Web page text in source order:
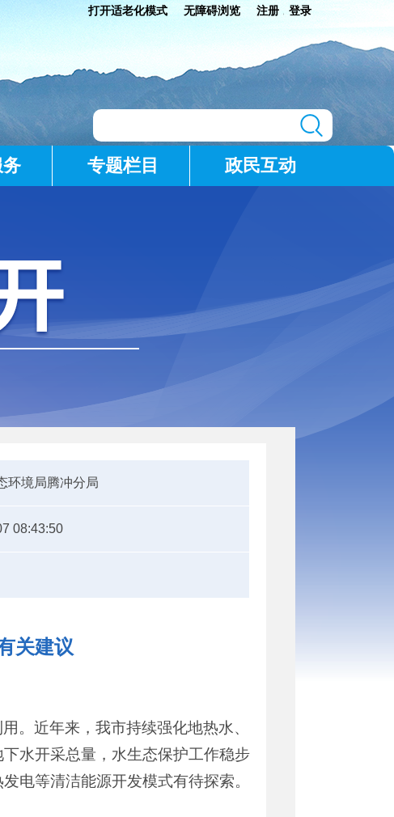
打开适老化模式 无障碍浏览 注册 登录
专题栏目 政民互动
环境局腾冲分局
08:43:50
关建议
。近年来，我市持续强化地热水、
水开采总量，水生态保护工作稳步
电等清洁能源开发模式有待探索。